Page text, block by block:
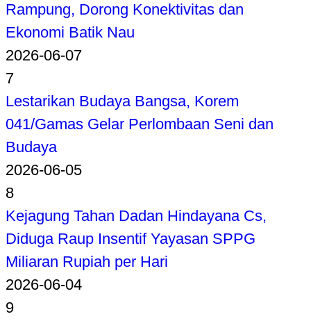
Rampung, Dorong Konektivitas dan
Ekonomi Batik Nau
2026-06-07
7
Lestarikan Budaya Bangsa, Korem
041/Gamas Gelar Perlombaan Seni dan
Budaya
2026-06-05
8
Kejagung Tahan Dadan Hindayana Cs,
Diduga Raup Insentif Yayasan SPPG
Miliaran Rupiah per Hari
2026-06-04
9